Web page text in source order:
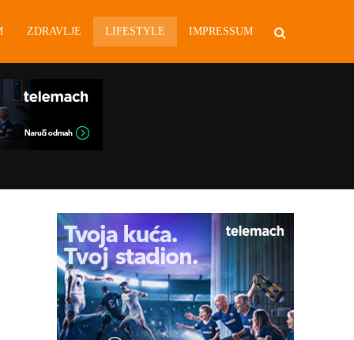
ZDRAVLJE LIFESTYLE IMPRESSUM